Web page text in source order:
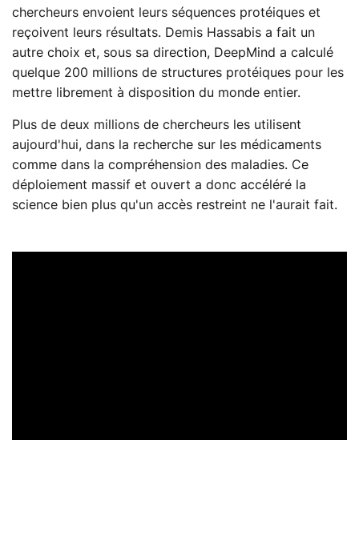
chercheurs envoient leurs séquences protéiques et
reçoivent leurs résultats. Demis Hassabis a fait un
autre choix et, sous sa direction, DeepMind a calculé
quelque 200 millions de structures protéiques pour les
mettre librement à disposition du monde entier.
Plus de deux millions de chercheurs les utilisent
aujourd'hui, dans la recherche sur les médicaments
comme dans la compréhension des maladies. Ce
déploiement massif et ouvert a donc accéléré la
science bien plus qu'un accès restreint ne l'aurait fait.